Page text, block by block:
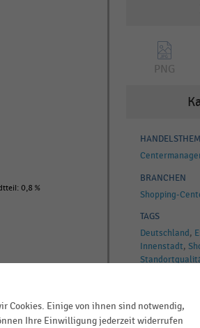
0,8 %
PNG
BRANCHEN
Shopping-
TAGS
Deutschland
Innenstadt
Cookies. Einige von ihnen sind notwendig,
Ihre Einwilligung jederzeit widerrufen